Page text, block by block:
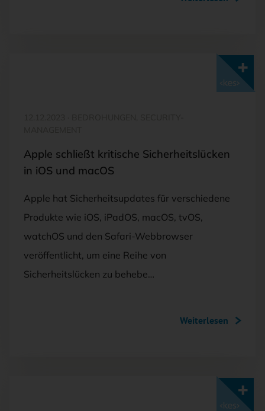
Apple schließt kritische Sicherheitslücken
in iOS und macOS
Apple hat Sicherheitsupdates für verschiedene
Produkte wie iOS, iPadOS, macOS, tvOS,
watchOS und den Safari-Webbrowser
veröffentlicht, um eine Reihe von
Sicherheitslücken zu behebe…
Weiterlesen